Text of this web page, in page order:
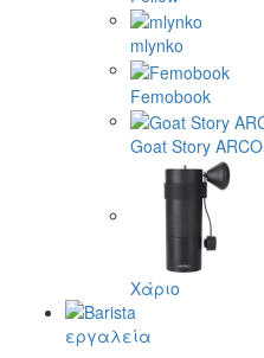
mlynko
Femobook
Goat Story ARCO
Χάριο